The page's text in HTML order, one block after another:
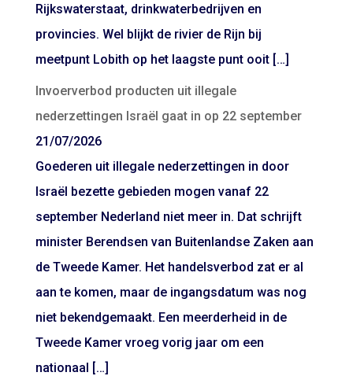
Rijkswaterstaat, drinkwaterbedrijven en
provincies. Wel blijkt de rivier de Rijn bij
meetpunt Lobith op het laagste punt ooit […]
Invoerverbod producten uit illegale
nederzettingen Israël gaat in op 22 september
21/07/2026
Goederen uit illegale nederzettingen in door
Israël bezette gebieden mogen vanaf 22
september Nederland niet meer in. Dat schrijft
minister Berendsen van Buitenlandse Zaken aan
de Tweede Kamer. Het handelsverbod zat er al
aan te komen, maar de ingangsdatum was nog
niet bekendgemaakt. Een meerderheid in de
Tweede Kamer vroeg vorig jaar om een
nationaal […]